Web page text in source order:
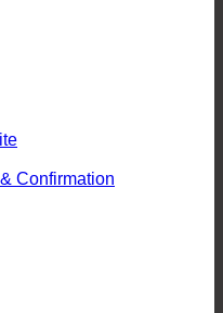
Confirmation